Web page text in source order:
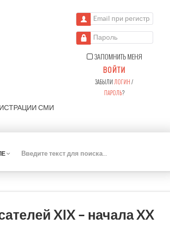
СМИ
Email при регистрации
Пароль
ЗАПОМНИТЬ МЕНЯ
ВОЙТИ
ЗАБЫЛИ ЛОГИН/
ПАРОЛЬ?
К
XIX – начала XX